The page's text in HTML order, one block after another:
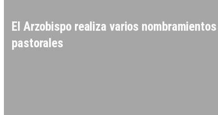
El Arzobispo realiza varios nombramientos
pastorales